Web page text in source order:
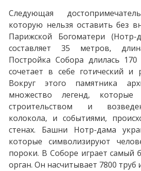
Следующая
которую нельзя оставить без
Парижской Богоматери (Нотр-
составляет 35 метров,
Постройка Собора длилась
сочетает в себе готический и
Вокруг этого памятника
множество легенд,
строительством и
колокола, и событиями,
стенах. Башни Нотр-дама
которые символизируют
пороки. В Соборе играет самый
орган. Он насчитывает 7800 труб